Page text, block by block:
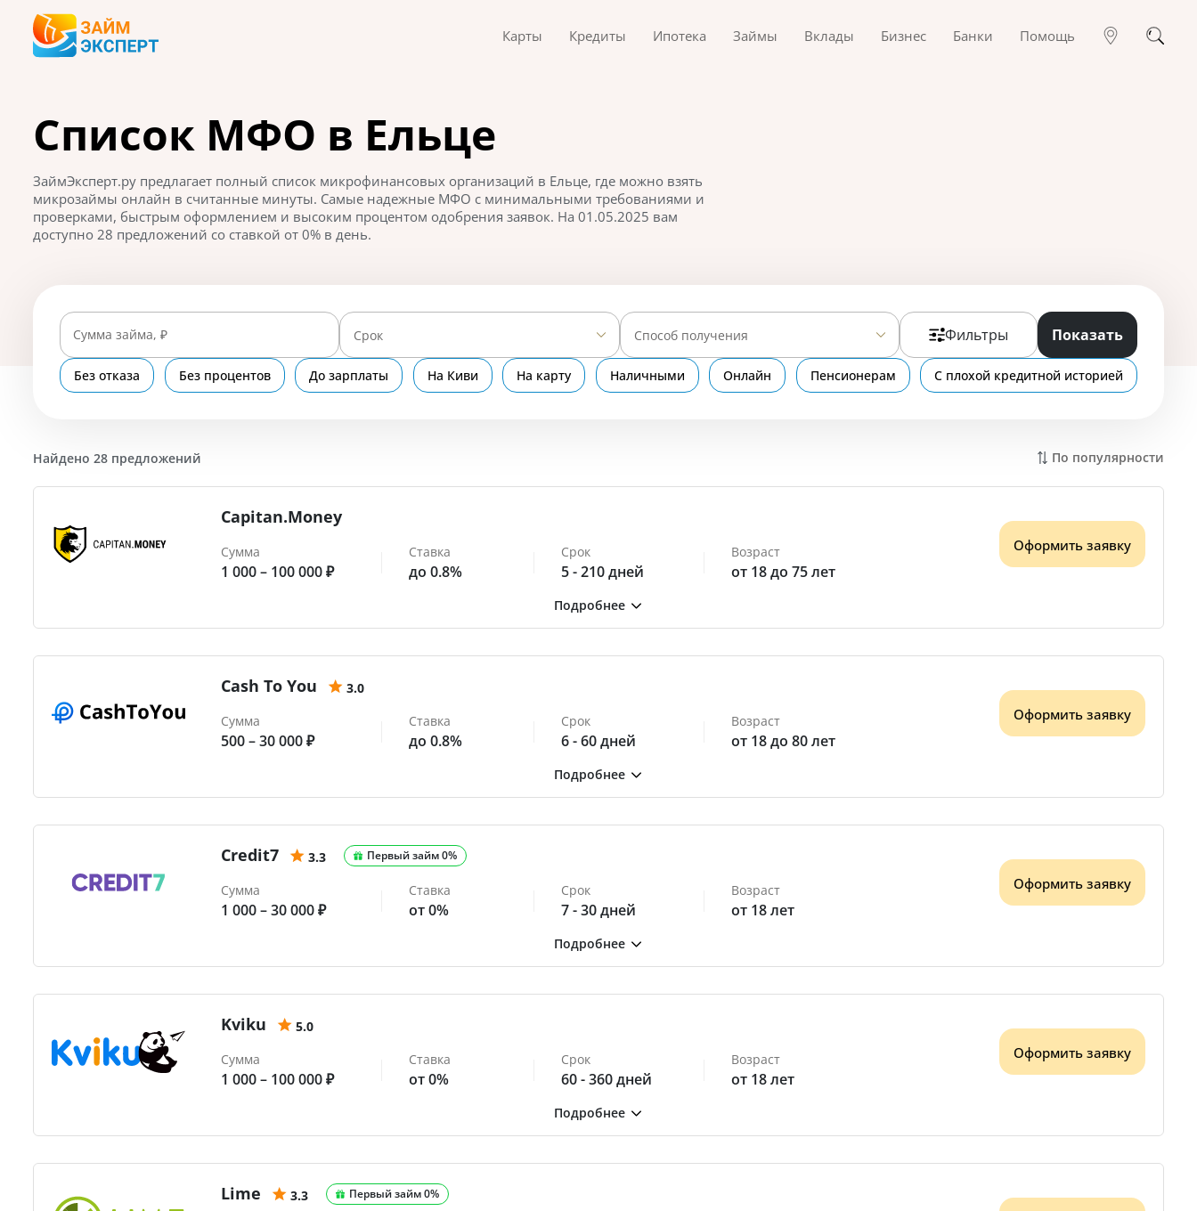
Карты Кредиты Ипотека Займы Вклады Бизнес Банки Помощь
Список МФО в Ельце
ЗаймЭксперт.ру предлагает полный список микрофинансовых организаций в Ельце, где можно взять
микрозаймы онлайн в считанные минуты. Самые надежные МФО с минимальными требованиями и
проверками, быстрым оформлением и высоким процентом одобрения заявок. На 01.05.2025 вам
доступно 28 предложений со ставкой от 0% в день.
Сумма займа, ₽ Срок Способ получения Фильтры Показать
Без отказа Без процентов До зарплаты На Киви На карту Наличными Онлайн Пенсионерам С плохой кредитной историей
Найдено 28 предложений По популярности
Capitan.Money
Сумма
1 000 – 100 000 ₽
Ставка
до 0.8%
Срок
5 - 210 дней
Возраст
от 18 до 75 лет
Оформить заявку
Cash To You
3.0
Сумма
500 – 30 000 ₽
Ставка
до 0.8%
Срок
6 - 60 дней
Возраст
от 18 до 80 лет
Оформить заявку
Credit7 3.3 Первый займ 0%
Сумма
1 000 – 30 000 ₽
Ставка
от 0%
Срок
7 - 30 дней
Возраст
от 18 лет
Оформить заявку
Kviku
5.0
Сумма
1 000 – 100 000 ₽
Ставка
от 0%
Срок
60 - 360 дней
Возраст
от 18 лет
Оформить заявку
Lime 3.3 Первый займ 0%